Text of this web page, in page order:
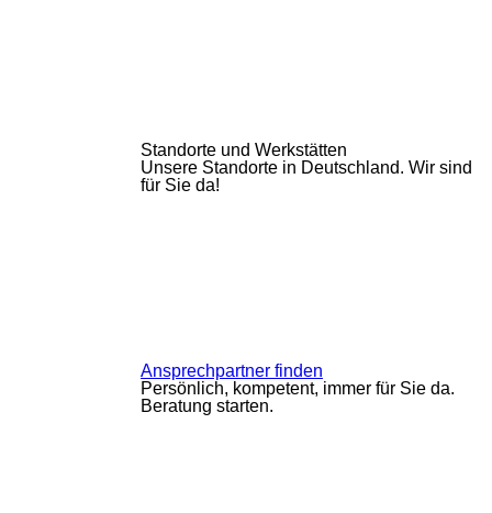
Standorte und Werkstätten
Unsere Standorte in Deutschland. Wir sind
für Sie da!
Ansprechpartner finden
Persönlich, kompetent, immer für Sie da.
Beratung starten.